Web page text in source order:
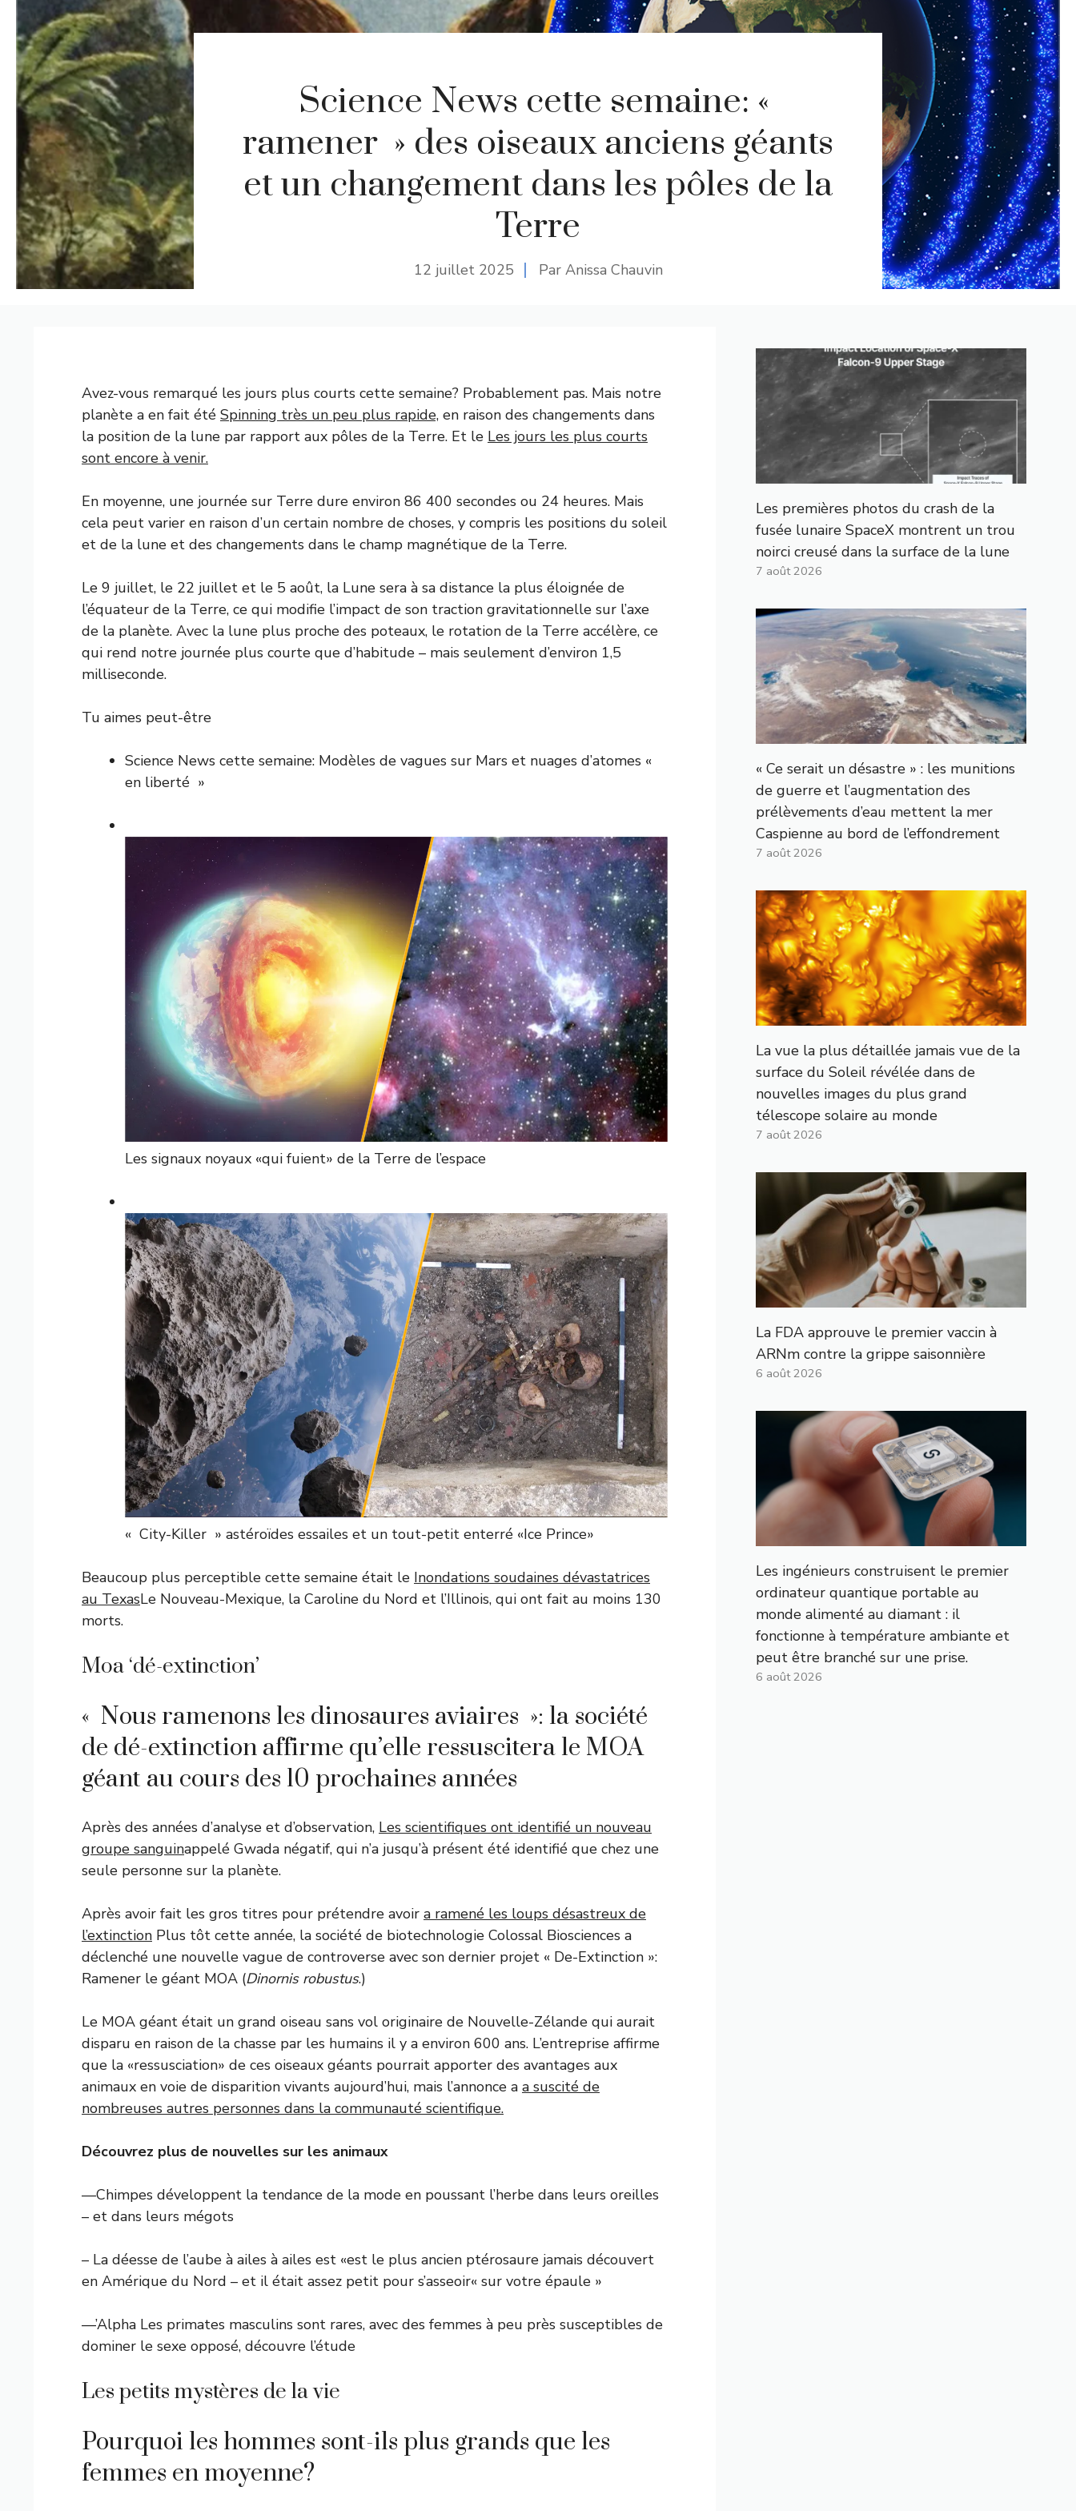
Science News cette semaine: «
ramener » des oiseaux anciens géants
et un changement dans les pôles de la
Terre
12 juillet 2025 Par Anissa Chauvin
Avez-vous remarqué les jours plus courts cette semaine? Probablement pas. Mais notre
planète a en fait été Spinning très un peu plus rapide, en raison des changements dans
la position de la lune par rapport aux pôles de la Terre. Et le Les jours les plus courts
sont encore à venir.
En moyenne, une journée sur Terre dure environ 86 400 secondes ou 24 heures. Mais
cela peut varier en raison d’un certain nombre de choses, y compris les positions du soleil
et de la lune et des changements dans le champ magnétique de la Terre.
Le 9 juillet, le 22 juillet et le 5 août, la Lune sera à sa distance la plus éloignée de
l’équateur de la Terre, ce qui modifie l’impact de son traction gravitationnelle sur l’axe
de la planète. Avec la lune plus proche des poteaux, le rotation de la Terre accélère, ce
qui rend notre journée plus courte que d’habitude – mais seulement d’environ 1,5
milliseconde.
Tu aimes peut-être
Science News cette semaine: Modèles de vagues sur Mars et nuages d’atomes «
en liberté »
Les signaux noyaux «qui fuient» de la Terre de l’espace
« City-Killer » astéroïdes essailes et un tout-petit enterré «Ice Prince»
Beaucoup plus perceptible cette semaine était le Inondations soudaines dévastatrices
au TexasLe Nouveau-Mexique, la Caroline du Nord et l’Illinois, qui ont fait au moins 130
morts.
Moa ‘dé-extinction’
« Nous ramenons les dinosaures aviaires »: la société
de dé-extinction affirme qu’elle ressuscitera le MOA
géant au cours des 10 prochaines années
Après des années d’analyse et d’observation, Les scientifiques ont identifié un nouveau
groupe sanguinappelé Gwada négatif, qui n’a jusqu’à présent été identifié que chez une
seule personne sur la planète.
Après avoir fait les gros titres pour prétendre avoir a ramené les loups désastreux de
l’extinction Plus tôt cette année, la société de biotechnologie Colossal Biosciences a
déclenché une nouvelle vague de controverse avec son dernier projet « De-Extinction »:
Ramener le géant MOA (Dinornis robustus.)
Le MOA géant était un grand oiseau sans vol originaire de Nouvelle-Zélande qui aurait
disparu en raison de la chasse par les humains il y a environ 600 ans. L’entreprise affirme
que la «ressusciation» de ces oiseaux géants pourrait apporter des avantages aux
animaux en voie de disparition vivants aujourd’hui, mais l’annonce a a suscité de
nombreuses autres personnes dans la communauté scientifique.
Découvrez plus de nouvelles sur les animaux
—Chimpes développent la tendance de la mode en poussant l’herbe dans leurs oreilles
– et dans leurs mégots
– La déesse de l’aube à ailes à ailes est «est le plus ancien ptérosaure jamais découvert
en Amérique du Nord – et il était assez petit pour s’asseoir« sur votre épaule »
—’Alpha Les primates masculins sont rares, avec des femmes à peu près susceptibles de
dominer le sexe opposé, découvre l’étude
Les petits mystères de la vie
Pourquoi les hommes sont-ils plus grands que les
femmes en moyenne?
Les premières photos du crash de la
fusée lunaire SpaceX montrent un trou
noirci creusé dans la surface de la lune
7 août 2026
« Ce serait un désastre » : les munitions
de guerre et l’augmentation des
prélèvements d’eau mettent la mer
Caspienne au bord de l’effondrement
7 août 2026
La vue la plus détaillée jamais vue de la
surface du Soleil révélée dans de
nouvelles images du plus grand
télescope solaire au monde
7 août 2026
La FDA approuve le premier vaccin à
ARNm contre la grippe saisonnière
6 août 2026
Les ingénieurs construisent le premier
ordinateur quantique portable au
monde alimenté au diamant : il
fonctionne à température ambiante et
peut être branché sur une prise.
6 août 2026